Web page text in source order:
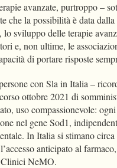
avanzate, purtroppo –
che la possibilità è data
lo sviluppo delle terapie
e, non ultime, le
di portare risposte
con Sla in Italia –
ottobre 2021 di
uso compassionevole:
nel gene Sod1,
In Italia si stimano
anticipato al
NeMO.